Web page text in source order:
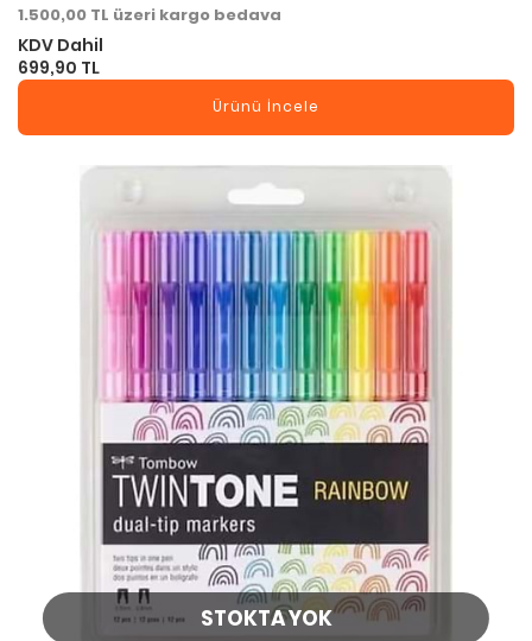
1.500,00 TL üzeri kargo bedava
KDV Dahil
699,90 TL
Ürünü İncele
STOKTA YOK